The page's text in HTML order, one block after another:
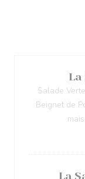
La
Salade
Beignet de
La